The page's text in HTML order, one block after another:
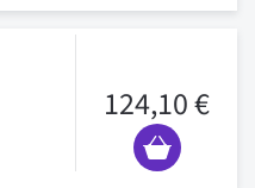
124,10 €